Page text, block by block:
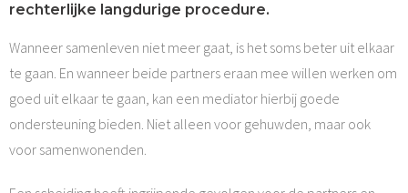
rechterlijke langdurige procedure.
Wanneer samenleven niet meer gaat, is het soms beter uit elkaar
te gaan. En wanneer beide partners eraan mee willen werken om
goed uit elkaar te gaan, kan een mediator hierbij goede
ondersteuning bieden. Niet alleen voor gehuwden, maar ook
voor samenwonenden.